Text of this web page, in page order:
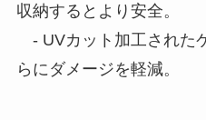
収納するとより安全。
- UVカット加工された
らにダメージを軽減。